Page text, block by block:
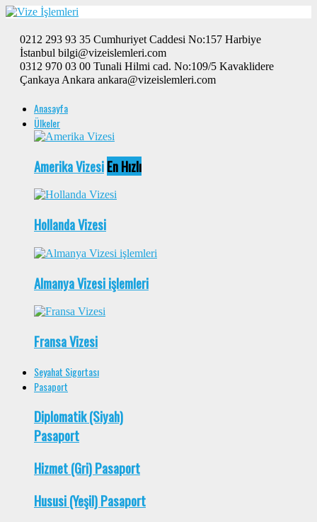
0212 293 93 35 Cumhuriyet Caddesi No:157 Harbiye
İstanbul bilgi@vizeislemleri.com
0312 970 03 00 Tunali Hilmi cad. No:109/5 Kavaklidere
Çankaya Ankara ankara@vizeislemleri.com
Anasayfa
Ülkeler
Amerika VizesiEn Hızlı
Hollanda Vizesi
Almanya Vizesi işlemleri
Fransa Vizesi
Seyahat Sigortası
Pasaport
Diplomatik (Siyah)
Pasaport
Hizmet (Gri) Pasaport
Hususi (Yeşil) Pasaport